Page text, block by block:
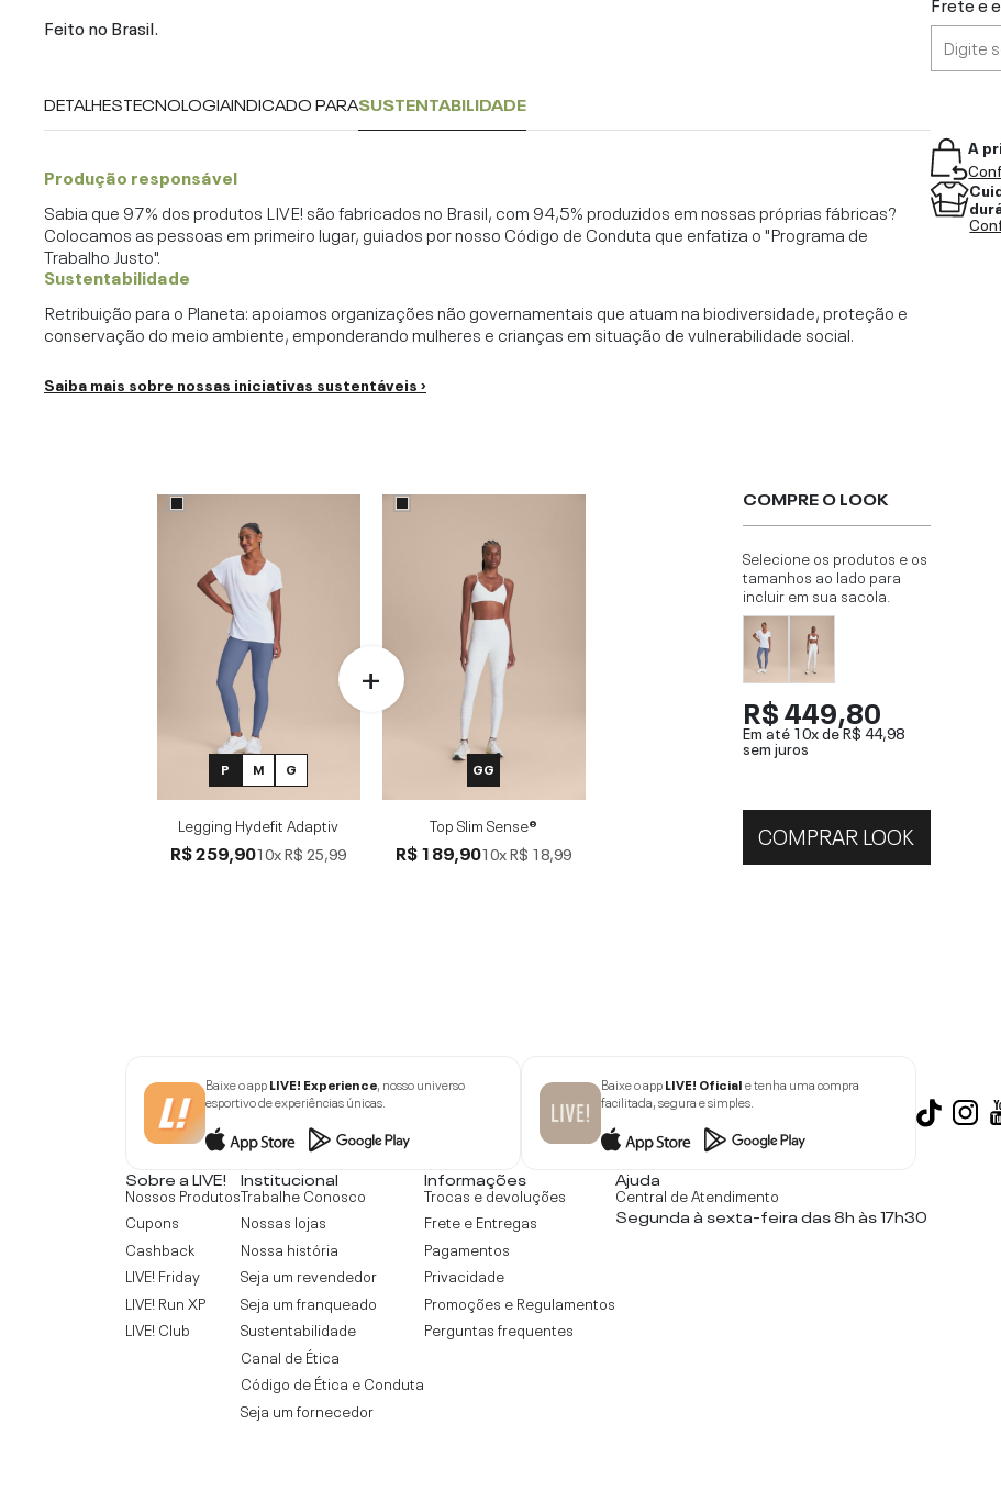
Feito no Brasil.
DETALHESTECNOLOGIAINDICADO PARASUSTENTABILIDADE
Produção responsável
Sabia que 97% dos produtos LIVE! são fabricados no Brasil, com 94,5% produzidos em nossas próprias fábricas?
Colocamos as pessoas em primeiro lugar, guiados por nosso Código de Conduta que enfatiza o "Programa de
Trabalho Justo".
Sustentabilidade
Retribuição para o Planeta: apoiamos organizações não governamentais que atuam na biodiversidade, proteção e
conservação do meio ambiente, emponderando mulheres e crianças em situação de vulnerabilidade social.
Saiba mais sobre nossas iniciativas sustentáveis ›
P M G
Legging Hydefit Adaptiv
R$ 259,9010xR$ 25,99
GG
Top Slim Sense®
R$ 189,9010xR$ 18,99
COMPRE O LOOK
Selecione os produtos e os
tamanhos ao lado para
incluir em sua sacola.
R$ 449,80
Em até 10x deR$ 44,98
sem juros
COMPRAR LOOK
A
Baixe o appLIVE! Experience, nosso universo
esportivo de experiências únicas.
Baixe o appLIVE! Oficiale tenha uma compra
facilitada, segura e simples.
Sobre a LIVE!
Nossos Produtos
Cupons
Cashback
LIVE! Friday
LIVE! Run XP
LIVE! Club
Institucional
Trabalhe Conosco
Nossas lojas
Nossa história
Seja um revendedor
Seja um franqueado
Sustentabilidade
Canal de Ética
Código de Ética e Conduta
Seja um fornecedor
Informações
Trocas e devoluções
Frete e Entregas
Pagamentos
Privacidade
Promoções e Regulamentos
Perguntas frequentes
Ajuda
Central de Atendimento
Segunda à sexta-feira das 8h às 17h30